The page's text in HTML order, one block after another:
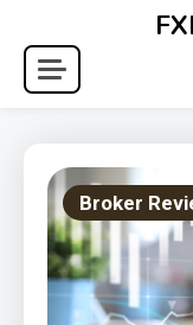
content
Broker